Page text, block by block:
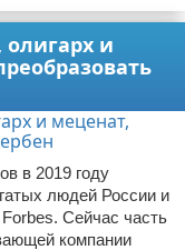
и
в 2019 году
людей России и
Сейчас часть
компании